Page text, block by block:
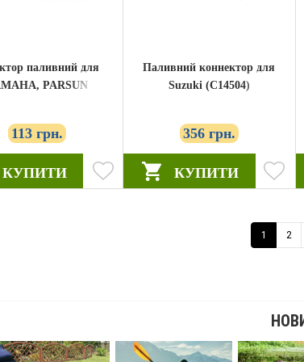
паливний для
PARSUN
113 грн.
КУПИТИ
Паливний коннектор для
Suzuki (C14504)
356 грн.
КУПИТИ
1 2